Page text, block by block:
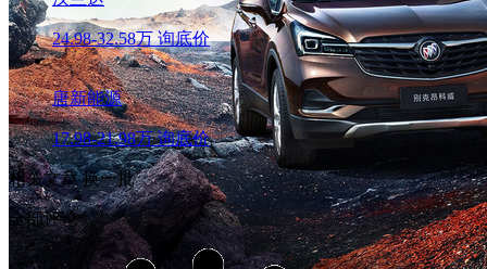
24.98-32.58万 询底价
唐新能源
17.98-21.98万 询底价
相关文章换一批
全部评论